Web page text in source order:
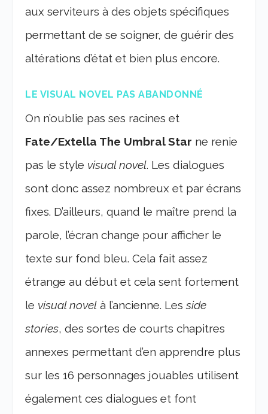
aux serviteurs à des objets spécifiques
permettant de se soigner, de guérir des
altérations d’état et bien plus encore.
LE VISUAL NOVEL PAS ABANDONNÉ
On n’oublie pas ses racines et
Fate/Extella The Umbral Star ne renie
pas le style visual novel. Les dialogues
sont donc assez nombreux et par écrans
fixes. D’ailleurs, quand le maître prend la
parole, l’écran change pour afficher le
texte sur fond bleu. Cela fait assez
étrange au début et cela sent fortement
le visual novel à l’ancienne. Lesside
stories, des sortes de courts chapitres
annexes permettant d’en apprendre plus
sur les 16 personnages jouables utilisent
également ces dialogues et font